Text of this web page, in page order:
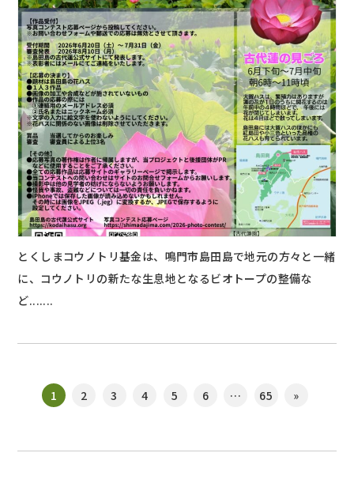
とくしまコウノトリ基金は、鳴門市島田島で地元の方々と一緒
に、コウノトリの新たな生息地となるビオトープの整備な
ど.......
1 2 3 4 5 6 … 65 »